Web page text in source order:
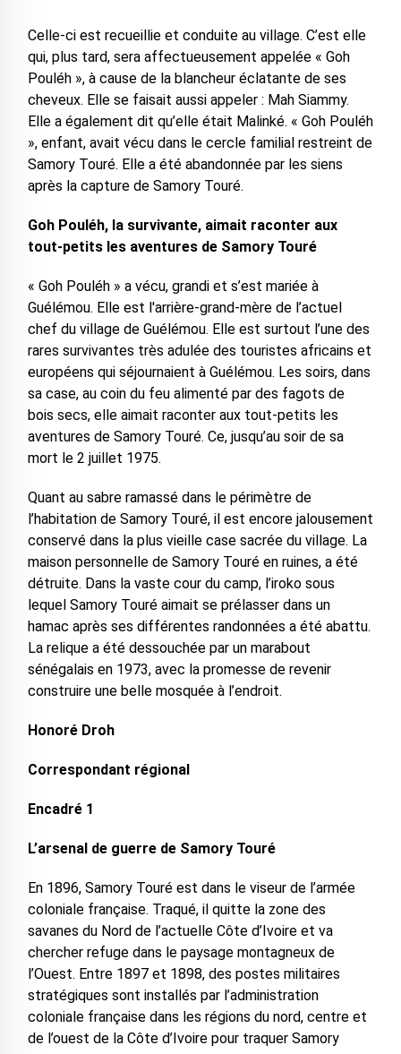
Celle-ci est recueillie et conduite au village. C’est elle
qui, plus tard, sera affectueusement appelée « Goh
Pouléh », à cause de la blancheur éclatante de ses
cheveux. Elle se faisait aussi appeler : Mah Siammy.
Elle a également dit qu’elle était Malinké. « Goh Pouléh
», enfant, avait vécu dans le cercle familial restreint de
Samory Touré. Elle a été abandonnée par les siens
après la capture de Samory Touré.
Goh Pouléh, la survivante, aimait raconter aux
tout-petits les aventures de Samory Touré
« Goh Pouléh » a vécu, grandi et s’est mariée à
Guélémou. Elle est l'arrière-grand-mère de l’actuel
chef du village de Guélémou. Elle est surtout l’une des
rares survivantes très adulée des touristes africains et
européens qui séjournaient à Guélémou. Les soirs, dans
sa case, au coin du feu alimenté par des fagots de
bois secs, elle aimait raconter aux tout-petits les
aventures de Samory Touré. Ce, jusqu’au soir de sa
mort le 2 juillet 1975.
Quant au sabre ramassé dans le périmètre de
l’habitation de Samory Touré, il est encore jalousement
conservé dans la plus vieille case sacrée du village. La
maison personnelle de Samory Touré en ruines, a été
détruite. Dans la vaste cour du camp, l’iroko sous
lequel Samory Touré aimait se prélasser dans un
hamac après ses différentes randonnées a été abattu.
La relique a été dessouchée par un marabout
sénégalais en 1973, avec la promesse de revenir
construire une belle mosquée à l’endroit.
Honoré Droh
Correspondant régional
Encadré 1
L’arsenal de guerre de Samory Touré
En 1896, Samory Touré est dans le viseur de l’armée
coloniale française. Traqué, il quitte la zone des
savanes du Nord de l’actuelle Côte d’Ivoire et va
chercher refuge dans le paysage montagneux de
l’Ouest. Entre 1897 et 1898, des postes militaires
stratégiques sont installés par l’administration
coloniale française dans les régions du nord, centre et
de l’ouest de la Côte d’Ivoire pour traquer Samory